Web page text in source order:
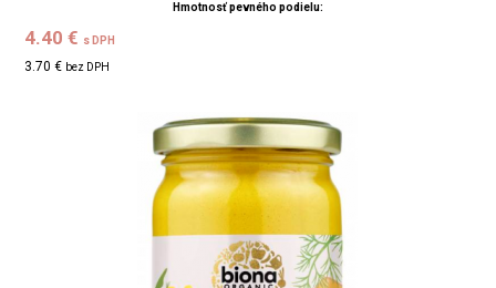
Hmotnosť pevného podielu:
4.40 € s DPH
3.70 € bez DPH